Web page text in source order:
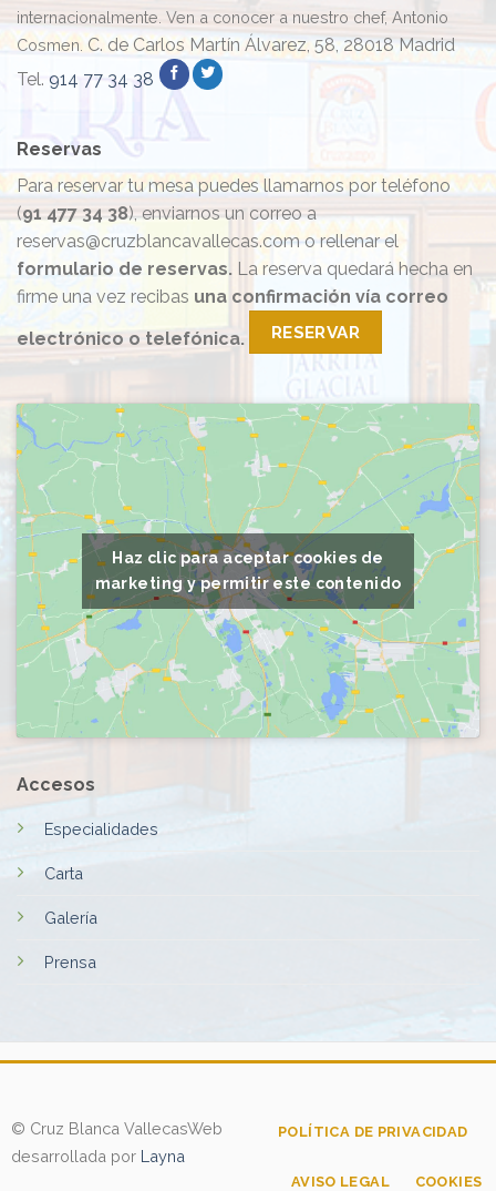
internacionalmente. Ven a conocer a nuestro chef, Antonio
Cosmen. C. de Carlos Martín Álvarez, 58, 28018 Madrid
Tel. 914 77 34 38
Haz clic para aceptar cookies de
marketing y permitir este contenido
Accesos
Especialidades
Carta
Galería
Prensa
Reservas
Para reservar tu mesa puedes llamarnos por teléfono
(91 477 34 38), enviarnos un correo a
reservas@cruzblancavallecas.com o rellenar el
formulario de reservas. La reserva quedará hecha en
firme una vez recibas una confirmación vía correo
electrónico o telefónica. RESERVAR
© Cruz Blanca VallecasWeb
desarrollada por Layna
POLÍTICA DE PRIVACIDAD
AVISO LEGAL COOKIES